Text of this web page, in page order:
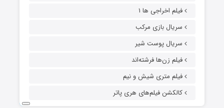
فیلم اخراجی ها ۱
سریال بازی مرکب
سریال پوست شیر
فیلم زن‌ها فرشته‌اند
فیلم متری شیش و نیم
کالکشن فیلم‌های هری پاتر